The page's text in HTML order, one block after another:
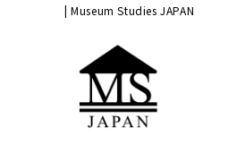
| Museum Studies JAPAN